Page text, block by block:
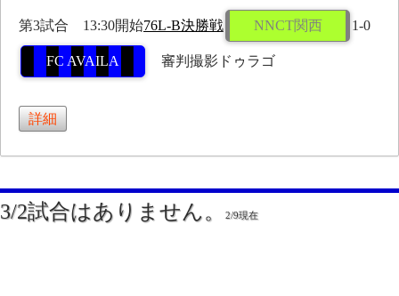
第3試合 13:30開始76L-B決勝戦 NNCT関西 1-0
FC AVAILA 審判撮影ドゥラゴ
詳細
3/2試合はありません。 2/9現在